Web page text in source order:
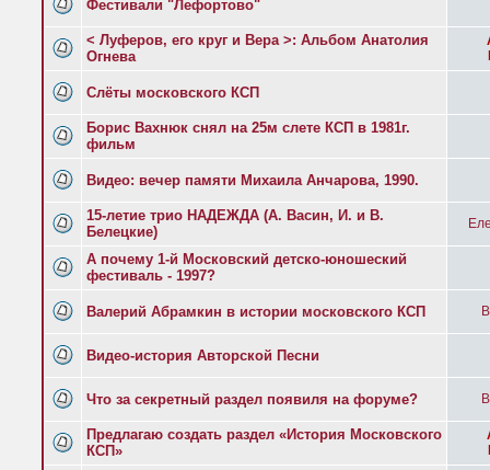
Фестивали "Лефортово"
< Луферов, его круг и Вера >: Альбом Анатолия
Огнева
Слёты московского КСП
Борис Вахнюк снял на 25м слете КСП в 1981г.
фильм
Видео: вечер памяти Михаила Анчарова, 1990.
15-летие трио НАДЕЖДА (А. Васин, И. и В.
Белецкие)
А почему 1-й Московский детско-юношеский
фестиваль - 1997?
Валерий Абрамкин в истории московского КСП
Видео-история Авторской Песни
Что за секретный раздел появиля на форуме?
Предлагаю создать раздел «История Московского
КСП»